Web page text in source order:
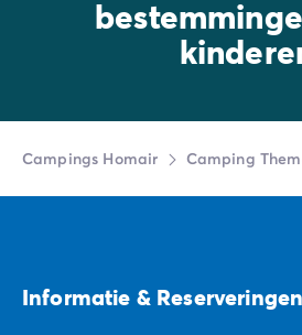
Campings Homair Camping
Informatie & Reserveringen